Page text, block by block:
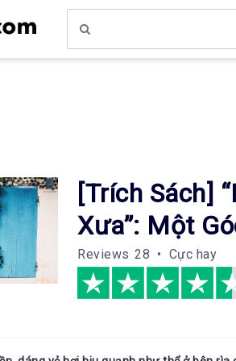
[Trích Sách]
Xưa”: Một
Reviews 28 • Cực hay